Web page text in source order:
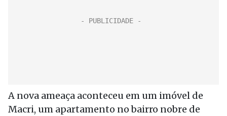
A nova ameaça aconteceu em um imóvel de
Macri, um apartamento no bairro nobre de